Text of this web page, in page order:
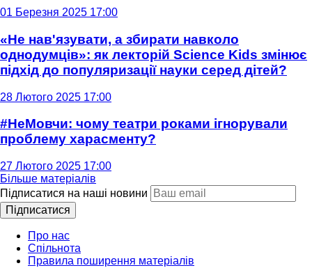
01 Березня 2025 17:00
«Не нав'язувати, а збирати навколо
однодумців»: як лекторій Science Kids змінює
підхід до популяризації науки серед дітей?
28 Лютого 2025 17:00
#НеМовчи: чому театри роками ігнорували
проблему харасменту?
27 Лютого 2025 17:00
Більше матеріалів
Підписатися на наші новини
Підписатися
Про нас
Спільнота
Правила поширення матеріалів